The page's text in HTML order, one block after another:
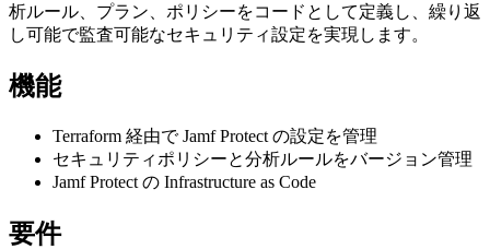
析ルール、プラン、ポリシーをコードとして定義し、繰り返
し可能で監査可能なセキュリティ設定を実現します。
機能
Terraform 経由で Jamf Protect の設定を管理
セキュリティポリシーと分析ルールをバージョン管理
Jamf Protect の Infrastructure as Code
要件